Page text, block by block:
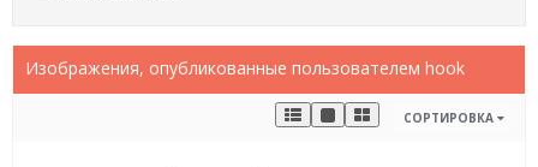
Изображения, опубликованные пользователем hook
СОРТИРОВКА